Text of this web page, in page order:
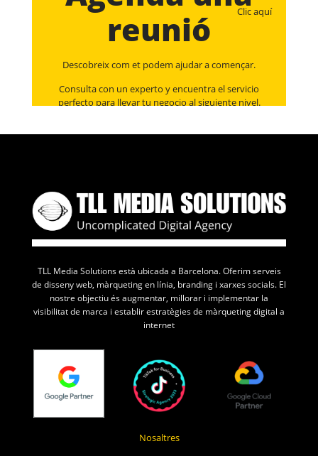
Clic aquí
reunió
Descobreix com et podem ajudar a començar.
Consulta con un experto y encuentra el servicio
perfecto para llevar tu negocio al siguiente nivel.
TLL Media Solutions està ubicada a Barcelona. Oferim serveis
de disseny web, màrqueting en línia, branding i xarxes socials. El
nostre objectiu és augmentar, millorar i implementar la
visibilitat de marca i establir estratègies de màrqueting digital a
internet
Nosaltres